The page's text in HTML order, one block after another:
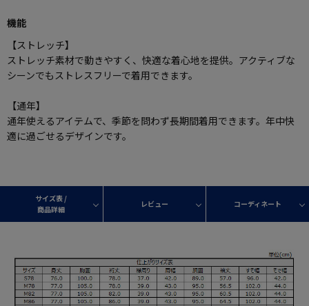
機能
【ストレッチ】
ストレッチ素材で動きやすく、快適な着心地を提供。アクティブな
シーンでもストレスフリーで着用できます。
【通年】
通年使えるアイテムで、季節を問わず長期間着用できます。年中快
適に過ごせるデザインです。
サイズ表 /
商品詳細
レビュー コーディネート